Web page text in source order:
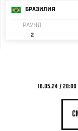
БРАЗИЛИЯ
РАУНД
2
18.05.24 / 20:00